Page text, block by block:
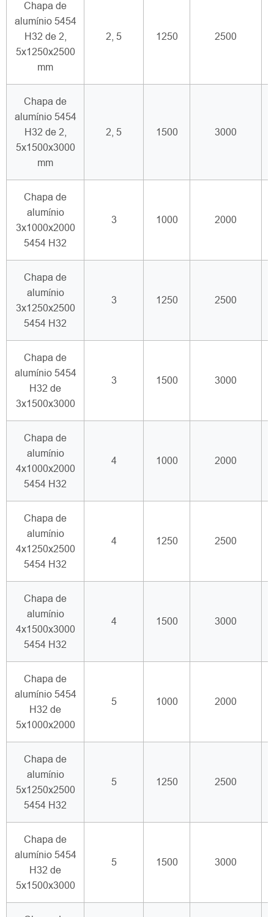
Chapa de
alumínio 5454
H32 de 2,
5x1250x2500
mm
2, 5 1250 2500
Chapa de
alumínio 5454
H32 de 2,
5x1500x3000
mm
2, 5 1500 3000
Chapa de
alumínio
3x1000x2000
5454 H32
3 1000 2000
Chapa de
alumínio
3x1250x2500
5454 H32
3 1250 2500
Chapa de
alumínio 5454
H32 de
3x1500x3000
3 1500 3000
Chapa de
alumínio
4x1000x2000
5454 H32
4 1000 2000
Chapa de
alumínio
4x1250x2500
5454 H32
4 1250 2500
Chapa de
alumínio
4x1500x3000
5454 H32
4 1500 3000
Chapa de
alumínio 5454
H32 de
5x1000x2000
5 1000 2000
Chapa de
alumínio
5x1250x2500
5454 H32
5 1250 2500
Chapa de
alumínio 5454
H32 de
5x1500x3000
5 1500 3000